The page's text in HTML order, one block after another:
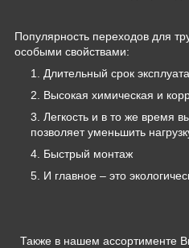
Популярность переходов для
особыми свойствами:
Длительный срок
Высокая химическая и
Легкость и в то же время
позволяет уменьшить
Быстрый монтаж
И главное – это
Также в нашем ассортименте